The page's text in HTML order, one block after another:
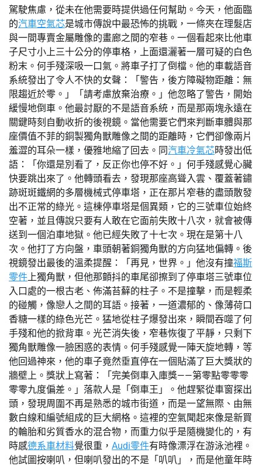
駕駛焦慮，從未在他需要時提供過任何幫助。今天，他面臨
的汽車空氣芯是城市傳說中最恐怖的挑戰，一條夾在理髮店
與一間專賣金屬雕像的畫廊之間的窄巷。一個看起來比他車
子尺寸小上三十公分的停車格，上面還灑著一層可疑的白色
粉末。何手殘深吸一口氣。將車子打了倒檔。他的車載語音
系統發出了令人不快的女聲：「警告，後方障礙物距離：無
限趨近於零。」「請考慮放棄治療。」他忽略了警告，開始
緩慢地倒車。他最討厭的不是語音系統，而是那兩塊永遠在
關鍵時刻自動收折的後視鏡。當他需要它們來判斷車體與那
座價值不菲的銅製獨角獸雕像之間的距離時，它們卻像兩片
羞澀的耳朵一樣，優雅地縮了回去。同汽車冷氣芯時發出低
語：「你還是別看了，反正你也停不好。」何手殘感覺心臟
快要跳出來了。他轉頭看去，發現那座高聳入雲、覆蓋著鏽
跡斑斑鐵網的多層機械式停車塔，正在那片窄巷的盡頭散發
出不正常的綠光。這棟停車塔是個異類，它的三號車位始終
空著，並且傳說只要有人敢在它面前失敗十八次，就會被傳
送到一個泊車地獄。他已經失敗了十七次。現在是第十八
次。他打了方向盤，車頭朝著銅獨角獸的方向猛地偏轉。後
視鏡發出最後的溫柔提醒：「再見，世界。」他沒有撞福斯
零件 上獨角獸，但他那顫抖的車尾卻擦到了停車塔三號車位
入口處的一根古老、佈滿苔蘚的柱子。不是撞擊，而是輕柔
的碰觸，像戀人之間的耳語。接著，一道濃郁的、像薄荷口
香糖一樣的綠色光芒。猛地從柱子爆發出來，瞬間吞噬了何
手殘和他的掀背車。光芒消失後，窄巷恢復了平靜，只剩下
獨角獸雕像一臉困惑的表情。何手殘感覺一陣天旋地轉，等
他回過神來，他的車子竟然垂直停在一個貼滿了巨大獎狀的
牆壁上。獎狀上寫著：「完美倒車入庫獎——第零點零零零
零零九度偏差。」落款人是「倒車王」。他趕緊從車窗探出
頭，發現周圍不再是熟悉的城市街道，而是一望無際、由無
數白線和編號組成的巨大網格。這裡的空氣聞起來像是新買
的輪胎和劣質香水的混合物，而重力似乎是隨機變化的，有
時感德系車材料覺很重， Audi零件有時像漂浮在游泳池裡。
他試圖按喇叭，但喇叭發出的不是「叭叭」，而是他童年時